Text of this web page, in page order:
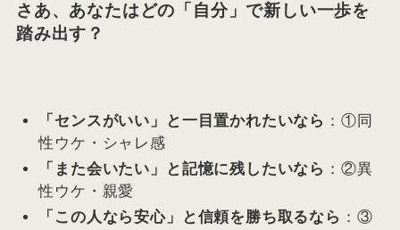
さあ、あなたはどの「自分」で新しい一歩を
踏み出す？
「センスがいい」と一目置かれたいなら ：①同
性ウケ・シャレ感
「また会いたい」と記憶に残したいなら ：②異
性ウケ・親愛
「この人なら安心」と信頼を勝ち取るなら ：③